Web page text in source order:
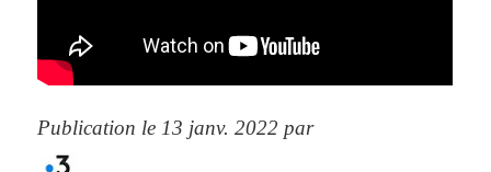
Publication le 13 janv. 2022 par